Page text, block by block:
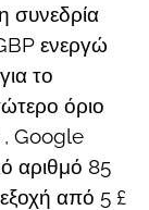
συνεδρία
ενεργώ
το
όριο
, Google
αριθμό 85
από 5 £